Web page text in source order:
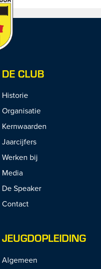
DE CLUB
Historie
Organisatie
Kernwaarden
Jaarcijfers
Werken bij
Media
De Speaker
Contact
JEUGDOPLEIDING
Algemeen